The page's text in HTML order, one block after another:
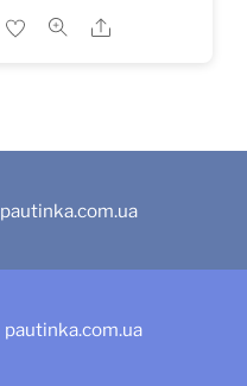
Share
pautinka.com.ua
pautinka.com.ua